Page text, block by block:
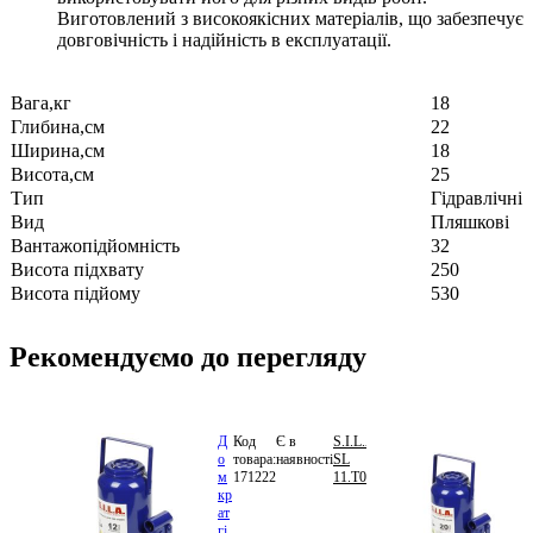
Виготовлений з високоякісних матеріалів, що забезпечує
довговічність і надійність в експлуатації.
Вага,кг
18
Глибина,см
22
Ширина,см
18
Висота,см
25
Тип
Гідравлічні
Вид
Пляшкові
Вантажопідйомність
32
Висота підхвату
250
Висота підйому
530
Рекомендуємо до перегляду
Д
о
м
кр
ат
Код
товара:
171222
Є в
наявності
S.I.L.A.
SL
11.T02012
283.26
В
кошик